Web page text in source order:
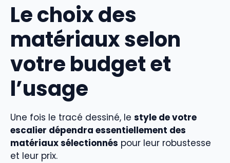
Le choix des
matériaux selon
votre budget et
l’usage
Une fois le tracé dessiné, le style de votre
escalier dépendra essentiellement des
matériaux sélectionnés pour leur robustesse
et leur prix.